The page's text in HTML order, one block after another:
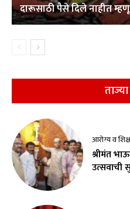
दारूसाठी पैसे दिले नाहीत
आरोग्य व
श्रीमंत
उत्सवाची